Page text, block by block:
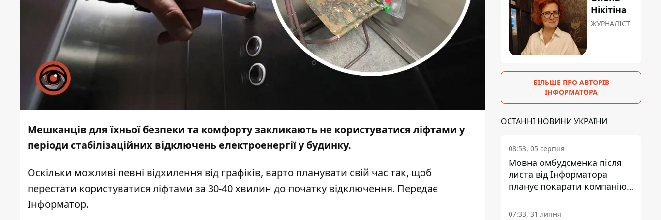
Мешканців для їхньої безпеки та комфорту закликають не користуватися ліфтами у
періоди стабілізаційних відключень електроенергії у будинку.
Оскільки можливі певні відхилення від графіків, варто планувати свій час так, щоб
перестати користуватися ліфтами за 30-40 хвилин до початку відключення. Передає
Інформатор.
Нікітіна
ЖУРНАЛІСТ
БІЛЬШЕ ПРО АВТОРІВ
ІНФОРМАТОРА
ОСТАННІ НОВИНИ УКРАЇНИ
08:53, 05 серпня
Мовна омбудсменка після
листа від Інформатора
планує покарати компанію-
підрядника ПриватБанку
07:33, 31 липня